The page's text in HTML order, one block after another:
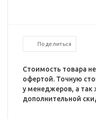
Поделиться
Стоимость товара
офертой. Точную
у менеджеров, а так
дополнительной